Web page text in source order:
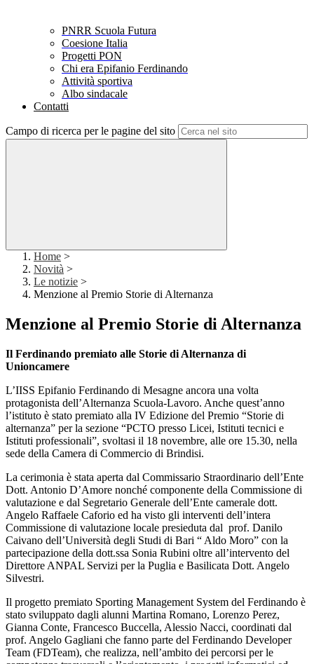
PNRR Scuola Futura
Coesione Italia
Progetti PON
Chi era Epifanio Ferdinando
Attività sportiva
Albo sindacale
Contatti
Campo di ricerca per le pagine del sito
Home >
Novità >
Le notizie >
Menzione al Premio Storie di Alternanza
Menzione al Premio Storie di Alternanza
Il Ferdinando premiato alle Storie di Alternanza di
Unioncamere
L’IISS Epifanio Ferdinando di Mesagne ancora una volta
protagonista dell’Alternanza Scuola-Lavoro. Anche quest’anno
l’istituto è stato premiato alla IV Edizione del Premio “Storie di
alternanza” per la sezione “PCTO presso Licei, Istituti tecnici e
Istituti professionali”, svoltasi il 18 novembre, alle ore 15.30, nella
sede della Camera di Commercio di Brindisi.
La cerimonia è stata aperta dal Commissario Straordinario dell’Ente
Dott. Antonio D’Amore nonché componente della Commissione di
valutazione e dal Segretario Generale dell’Ente camerale dott.
Angelo Raffaele Caforio ed ha visto gli interventi dell’intera
Commissione di valutazione locale presieduta dal prof. Danilo
Caivano dell’Università degli Studi di Bari “ Aldo Moro” con la
partecipazione della dott.ssa Sonia Rubini oltre all’intervento del
Direttore ANPAL Servizi per la Puglia e Basilicata Dott. Angelo
Silvestri.
Il progetto premiato Sporting Management System del Ferdinando è
stato sviluppato dagli alunni Martina Romano, Lorenzo Perez,
Gianna Conte, Francesco Buccella, Alessio Nacci, coordinati dal
prof. Angelo Gagliani che fanno parte del Ferdinando Developer
Team (FDTeam), che realizza, nell’ambito dei percorsi per le